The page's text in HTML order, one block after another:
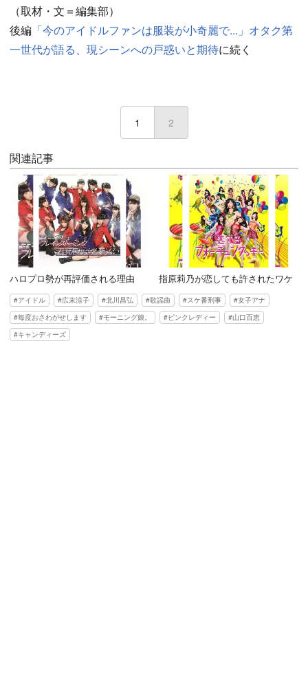
（取材・文＝編集部）
後編 「今のアイドルファンは服装が小奇麗で...」オタク第
一世代が語る、現シーンへの戸惑いと期待に続く
1 2
関連記事
ハロプロ勢が再評価される理由 指原莉乃が恋しても許されたワケ
アイドル 広末涼子 北川昌弘 歌謡曲 スケ番刑事
女子アナ
毎度おさわがせします
モーニング娘。 ピンクレディー
山口百恵
キャンディーズ